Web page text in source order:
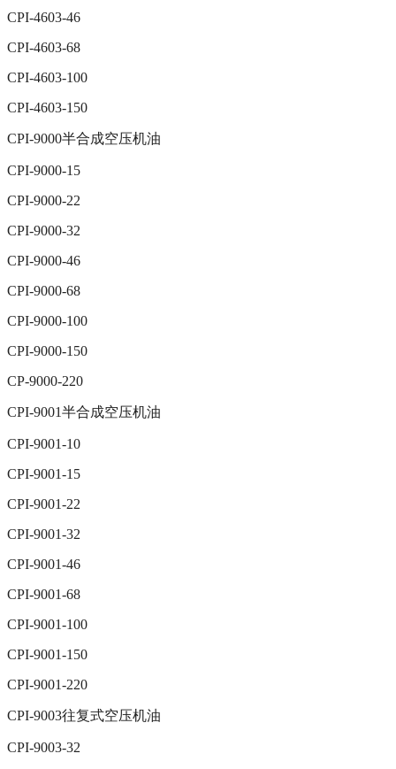
CPI-4603-46
CPI-4603-68
CPI-4603-100
CPI-4603-150
CPI-9000半合成空压机油
CPI-9000-15
CPI-9000-22
CPI-9000-32
CPI-9000-46
CPI-9000-68
CPI-9000-100
CPI-9000-150
CP-9000-220
CPI-9001半合成空压机油
CPI-9001-10
CPI-9001-15
CPI-9001-22
CPI-9001-32
CPI-9001-46
CPI-9001-68
CPI-9001-100
CPI-9001-150
CPI-9001-220
CPI-9003往复式空压机油
CPI-9003-32